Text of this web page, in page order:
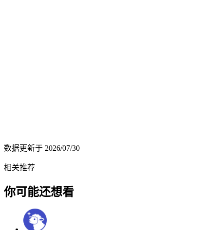
数据更新于 2026/07/30
相关推荐
你可能还想看